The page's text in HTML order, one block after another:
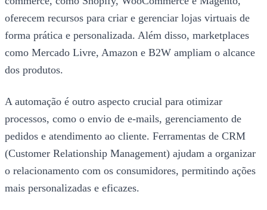
oferecem recursos para criar e gerenciar lojas virtuais de
forma prática e personalizada. Além disso, marketplaces
como Mercado Livre, Amazon e B2W ampliam o alcance
dos produtos.
A automação é outro aspecto crucial para otimizar
processos, como o envio de e-mails, gerenciamento de
pedidos e atendimento ao cliente. Ferramentas de CRM
(Customer Relationship Management) ajudam a organizar
o relacionamento com os consumidores, permitindo ações
mais personalizadas e eficazes.